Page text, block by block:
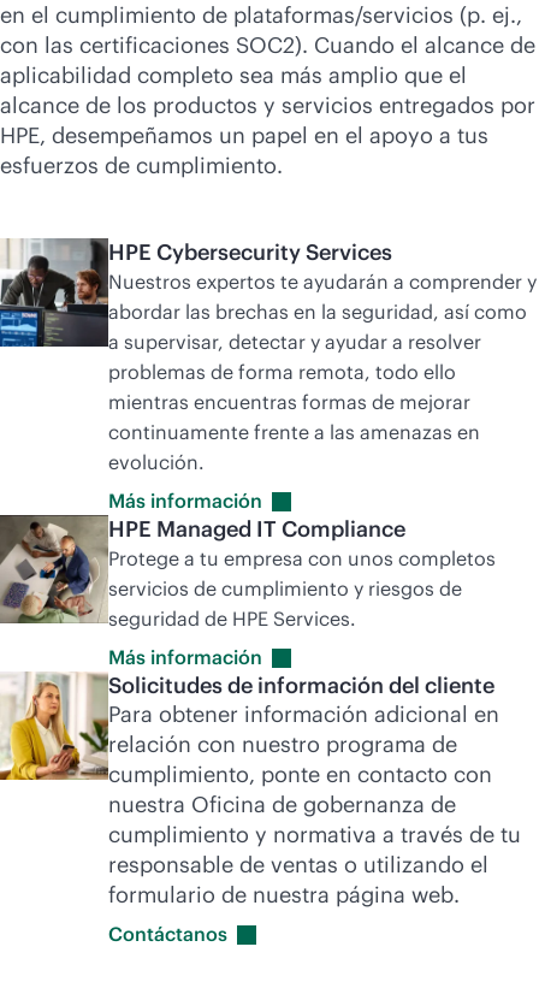
en el cumplimiento de plataformas/servicios (p. ej.,
con las certificaciones SOC2). Cuando el alcance de
aplicabilidad completo sea más amplio que el
alcance de los productos y servicios entregados por
HPE, desempeñamos un papel en el apoyo a tus
esfuerzos de cumplimiento.
HPE Cybersecurity Services
Nuestros expertos te ayudarán a comprender y
abordar las brechas en la seguridad, así como
a supervisar, detectar y ayudar a resolver
problemas de forma remota, todo ello
mientras encuentras formas de mejorar
continuamente frente a las amenazas en
evolución.
Más información
HPE Managed IT Compliance
Protege a tu empresa con unos completos
servicios de cumplimiento y riesgos de
seguridad de HPE Services.
Más información
Solicitudes de información del cliente
Para obtener información adicional en
relación con nuestro programa de
cumplimiento, ponte en contacto con
nuestra Oficina de gobernanza de
cumplimiento y normativa a través de tu
responsable de ventas o utilizando el
formulario de nuestra página web.
Contáctanos